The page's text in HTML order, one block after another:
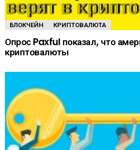
БЛОКЧЕЙН КРИПТОВАЛЮТА
Опрос Paxful показал, что
криптовалюты